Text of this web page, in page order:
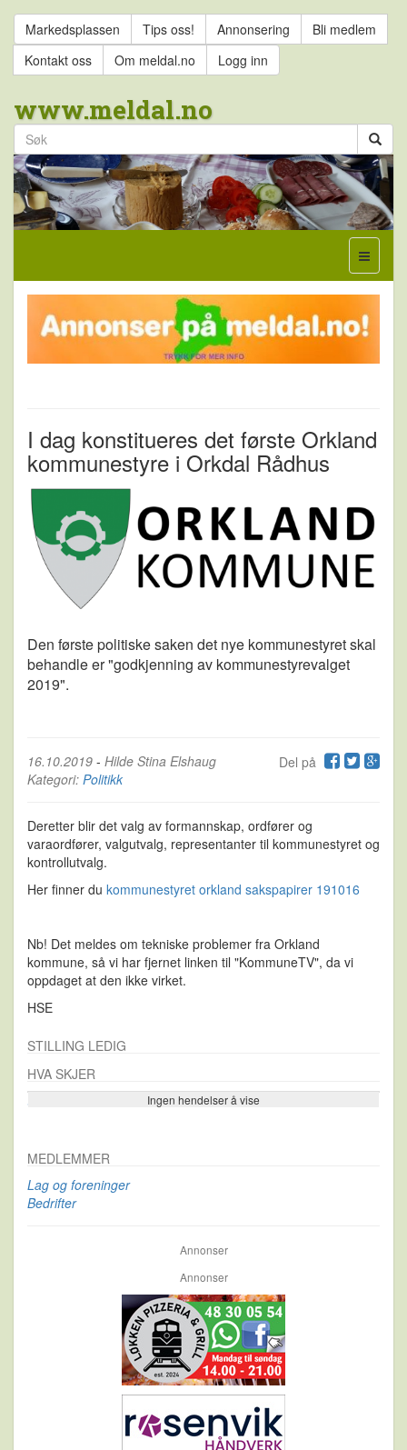
Markedsplassen Tips oss! Annonsering
Bli medlem
Kontakt oss
Om meldal.no Logg inn
www.meldal.no
I dag konstitueres det første Orkland
kommunestyre i Orkdal Rådhus
Den første politiske saken det nye kommunestyret skal
behandle er "godkjenning av kommunestyrevalget
2019".
Del på
16.10.2019 - Hilde Stina Elshaug
Kategori: Politikk
Deretter blir det valg av formannskap, ordfører og
varaordfører, valgutvalg, representanter til kommunestyret og
kontrollutvalg.
Her finner du kommunestyret orkland sakspapirer 191016
Nb! Det meldes om tekniske problemer fra Orkland
kommune, så vi har fjernet linken til "KommuneTV", da vi
oppdaget at den ikke virket.
HSE
STILLING LEDIG
HVA SKJER
Ingen hendelser å vise
Se flere…
MEDLEMMER
Lag og foreninger
Bedrifter
Annonser
Annonser